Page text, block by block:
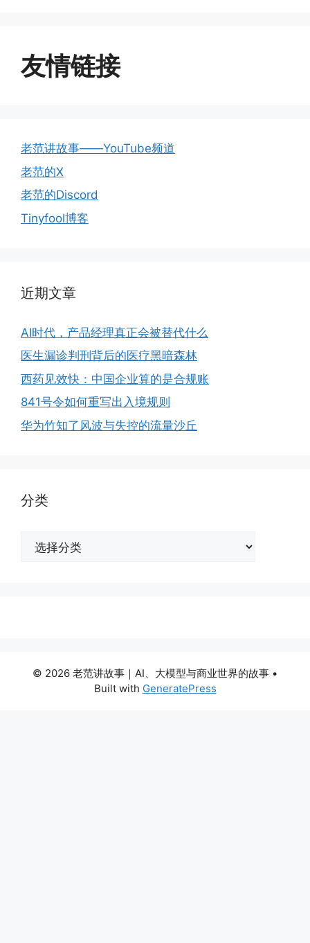
友情链接
老范讲故事——YouTube频道
老范的X
老范的Discord
Tinyfool博客
近期文章
AI时代，产品经理真正会被替代什么
医生漏诊判刑背后的医疗黑暗森林
西药见效快：中国企业算的是合规账
841号令如何重写出入境规则
华为竹知了风波与失控的流量沙丘
分类
© 2026 老范讲故事｜AI、大模型与商业世界的故事 •
Built with GeneratePress